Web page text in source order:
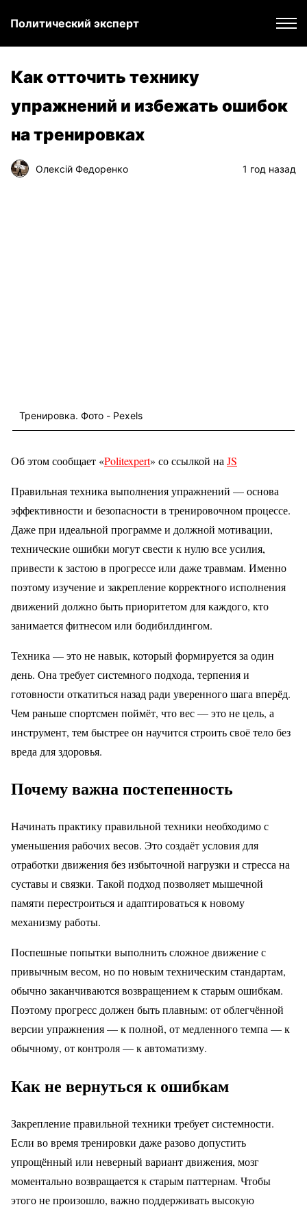
Политический эксперт
Как отточить технику
упражнений и избежать ошибок
на тренировках
Олексій Федоренко 1 год назад
Тренировка. Фото - Pexels
Об этом сообщает «Politexpert» со ссылкой на JS
Правильная техника выполнения упражнений — основа
эффективности и безопасности в тренировочном процессе.
Даже при идеальной программе и должной мотивации,
технические ошибки могут свести к нулю все усилия,
привести к застою в прогрессе или даже травмам. Именно
поэтому изучение и закрепление корректного исполнения
движений должно быть приоритетом для каждого, кто
занимается фитнесом или бодибилдингом.
Техника — это не навык, который формируется за один
день. Она требует системного подхода, терпения и
готовности откатиться назад ради уверенного шага вперёд.
Чем раньше спортсмен поймёт, что вес — это не цель, а
инструмент, тем быстрее он научится строить своё тело без
вреда для здоровья.
Почему важна постепенность
Начинать практику правильной техники необходимо с
уменьшения рабочих весов. Это создаёт условия для
отработки движения без избыточной нагрузки и стресса на
суставы и связки. Такой подход позволяет мышечной
памяти перестроиться и адаптироваться к новому
механизму работы.
Поспешные попытки выполнить сложное движение с
привычным весом, но по новым техническим стандартам,
обычно заканчиваются возвращением к старым ошибкам.
Поэтому прогресс должен быть плавным: от облегчённой
версии упражнения — к полной, от медленного темпа — к
обычному, от контроля — к автоматизму.
Как не вернуться к ошибкам
Закрепление правильной техники требует системности.
Если во время тренировки даже разово допустить
упрощённый или неверный вариант движения, мозг
моментально возвращается к старым паттернам. Чтобы
этого не произошло, важно поддерживать высокую